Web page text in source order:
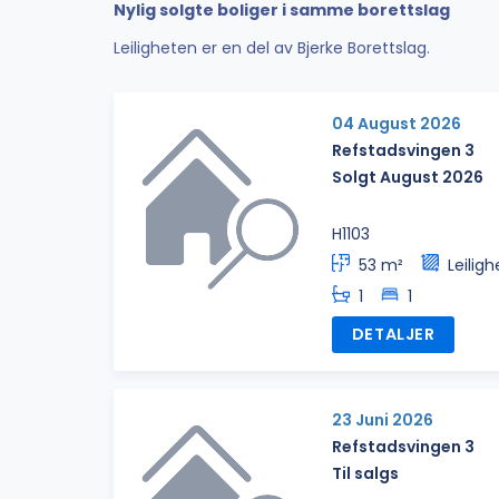
Nylig solgte boliger i samme borettslag
Leiligheten er en del av Bjerke Borettslag.
04 August 2026
Refstadsvingen 3
Solgt August 2026
H1103
53 m²
1
1
DETALJER
23 Juni 2026
Refstadsvingen 3
Til salgs